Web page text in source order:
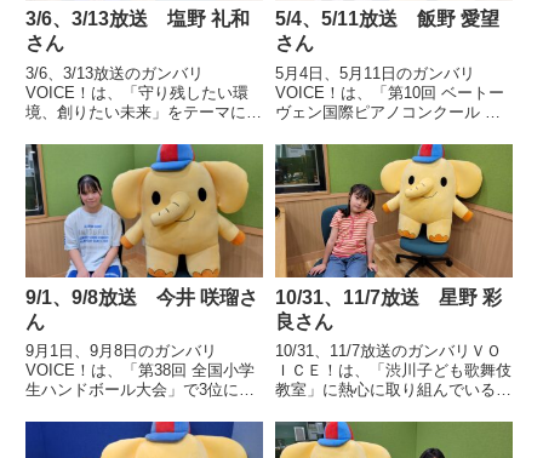
3/6、3/13放送 塩野 礼和
さん
3/6、3/13放送のガンバリ
VOICE！は、「守り残したい環
境、創りたい未来」をテーマにし
Blue Education Forumコンクール
Ｕ１２部門で環境大臣賞を受賞し
た吉岡町立駒寄小学校５年、塩...
5/4、5/11放送 飯野 愛望
さん
5月4日、5月11日のガンバリ
VOICE！は、「第10回 ベートー
ヴェン国際ピアノコンクール ア
た前橋市立新田小学校3年 飯野
愛望さんの声です。
9/1、9/8放送 今井 咲瑠さ
ん
9月1日、9月8日のガンバリ
VOICE！は、「第38回 全国小学
生ハンドボール大会」で3位に輝
ン富岡市立高瀬小学校6年 今井
咲瑠さんの声です。
10/31、11/7放送 星野 彩
良さん
10/31、11/7放送のガンバリＶＯ
ＩＣＥ！は、「渋川子ども歌舞伎
教室」に熱心に取り組んでいる渋
さんの声です。